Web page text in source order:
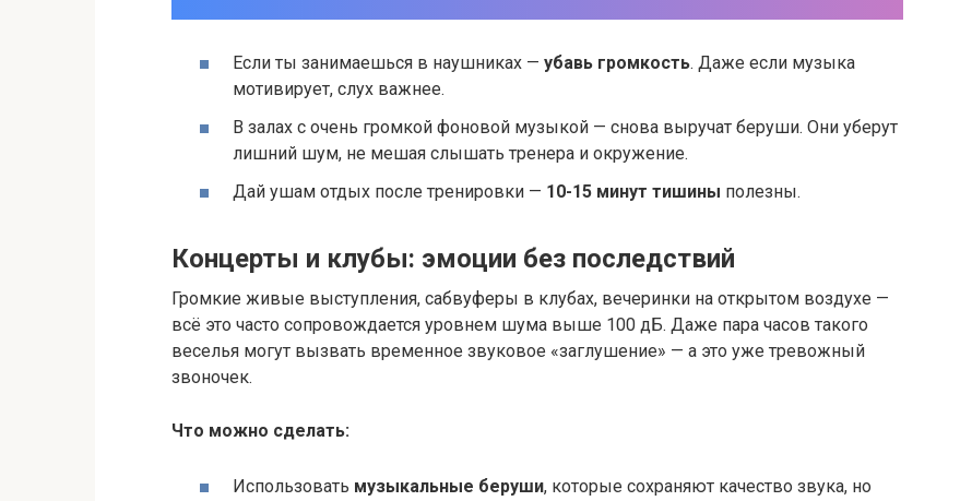
Если ты занимаешься в наушниках — убавь громкость. Даже если музыка
мотивирует, слух важнее.
В залах с очень громкой фоновой музыкой — снова выручат беруши. Они уберут
лишний шум, не мешая слышать тренера и окружение.
Дай ушам отдых после тренировки — 10-15 минут тишины полезны.
Концерты и клубы: эмоции без последствий
Громкие живые выступления, сабвуферы в клубах, вечеринки на открытом воздухе —
всё это часто сопровождается уровнем шума выше 100 дБ. Даже пара часов такого
веселья могут вызвать временное звуковое «заглушение» — а это уже тревожный
звоночек.
Что можно сделать:
Использовать музыкальные беруши, которые сохраняют качество звука, но